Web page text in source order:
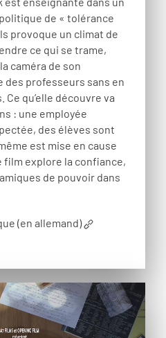
de « tolérance
provoque un climat de
ce qui se trame,
caméra de son
des professeurs sans en
qu’elle découvre va
: une employée
des élèves sont
est mise en cause
film explore la confiance,
de pouvoir dans
(en allemand)